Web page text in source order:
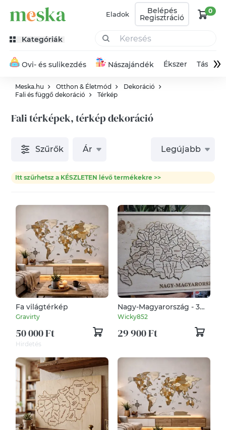
Eladok Belépés
Regisztráció
0
Kategóriák
Ovi- és sulikezdés Nászajándék Ékszer Táska»
Meska.hu Otthon & Életmód
Dekoráció
Fali és függő dekoráció
Térkép
Fali térképek, térkép dekoráció
Szűrők Ár Legújabb
Itt szűrhetsz a KÉSZLETEN lévő termékekre >>
Fa világtérkép
Gravirty
50 000 Ft
Hirdetés
Nagy-Magyarország - 3D
dekor fali tábla
Wicky852
29 900 Ft